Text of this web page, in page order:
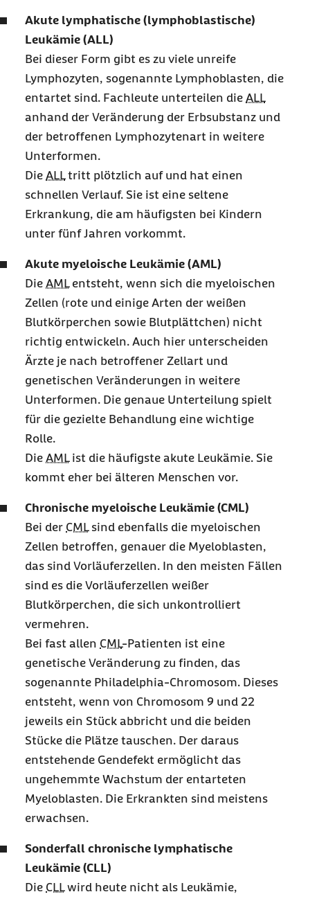
Akute lymphatische (lymphoblastische)
Leukämie (ALL)
Bei dieser Form gibt es zu viele unreife
Lymphozyten, sogenannte Lymphoblasten, die
entartet sind. Fachleute unterteilen die ALL
anhand der Veränderung der Erbsubstanz und
der betroffenen Lymphozytenart in weitere
Unterformen.
Die ALLtritt plötzlich auf und hat einen
schnellen Verlauf. Sie ist eine seltene
Erkrankung, die am häufigsten bei Kindern
unter fünf Jahren vorkommt.
Akute myeloische Leukämie (AML)
Die AMLentsteht, wenn sich die myeloischen
Zellen (rote und einige Arten der weißen
Blutkörperchen sowie Blutplättchen) nicht
richtig entwickeln. Auch hier unterscheiden
Ärzte je nach betroffener Zellart und
genetischen Veränderungen in weitere
Unterformen. Die genaue Unterteilung spielt
für die gezielte Behandlung eine wichtige
Rolle.
Die AMList die häufigste akute Leukämie. Sie
kommt eher bei älteren Menschen vor.
Chronische myeloische Leukämie (CML)
Bei der CMLsind ebenfalls die myeloischen
Zellen betroffen, genauer die Myeloblasten,
das sind Vorläuferzellen. In den meisten Fällen
sind es die Vorläuferzellen weißer
Blutkörperchen, die sich unkontrolliert
vermehren.
Bei fast allen CML-Patienten ist eine
genetische Veränderung zu finden, das
sogenannte Philadelphia-Chromosom. Dieses
entsteht, wenn von Chromosom 9 und 22
jeweils ein Stück abbricht und die beiden
Stücke die Plätze tauschen. Der daraus
entstehende Gendefekt ermöglicht das
ungehemmte Wachstum der entarteten
Myeloblasten. Die Erkrankten sind meistens
erwachsen.
Sonderfall chronische lymphatische
Leukämie (CLL)
Die CLLwird heute nicht als Leukämie,